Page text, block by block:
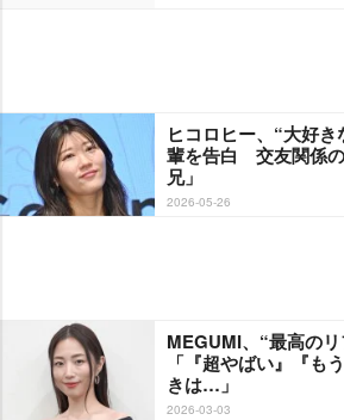
ヒコロヒー、“大好
輩を告白 交友関係
兄」
2026-05-26
MEGUMI、“最高の
「『超やばい』『も
きは…」
2026-03-03